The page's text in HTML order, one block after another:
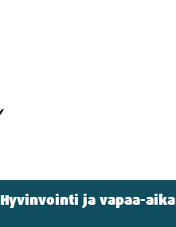
Hyvinvointi ja vapaa-aika